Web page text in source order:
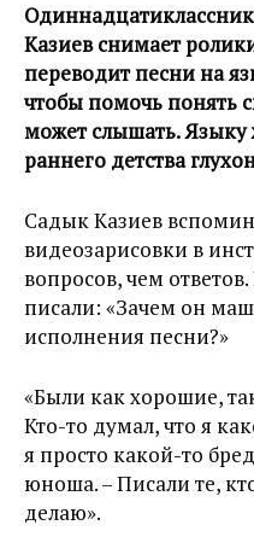
Казиев снимает
переводит песни на
чтобы помочь понять
может слышать. Языку
раннего детства
Садык Казиев
видеозарисовки в
вопросов, чем
писали: «Зачем он
исполнения песни?»
«Были как хорошие,
Кто-то думал, что я
я просто какой-то
юноша. – Писали те,
делаю».